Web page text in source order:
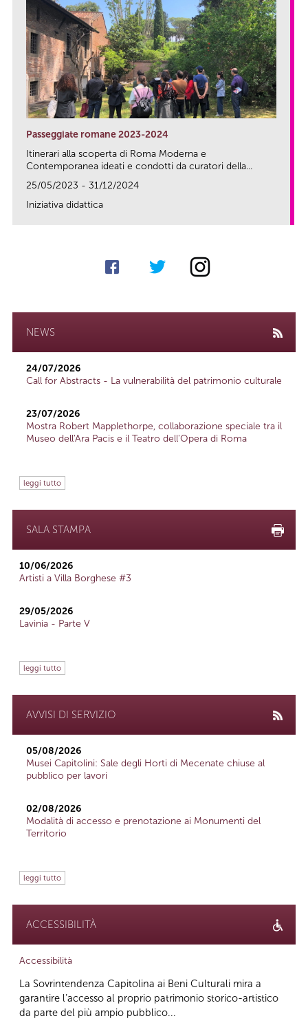
Passeggiate romane 2023-2024
Itinerari alla scoperta di Roma Moderna e
Contemporanea ideati e condotti da curatori della...
25/05/2023 - 31/12/2024
Iniziativa didattica
NEWS
24/07/2026
Call for Abstracts - La vulnerabilità del patrimonio culturale
23/07/2026
Mostra Robert Mapplethorpe, collaborazione speciale tra il
Museo dell'Ara Pacis e il Teatro dell'Opera di Roma
leggi tutto
SALA STAMPA
10/06/2026
Artisti a Villa Borghese #3
29/05/2026
Lavinia - Parte V
leggi tutto
AVVISI DI SERVIZIO
05/08/2026
Musei Capitolini: Sale degli Horti di Mecenate chiuse al
pubblico per lavori
02/08/2026
Modalità di accesso e prenotazione ai Monumenti del
Territorio
leggi tutto
ACCESSIBILITÀ
Accessibilità
La Sovrintendenza Capitolina ai Beni Culturali mira a
garantire l’accesso al proprio patrimonio storico-artistico
da parte del più ampio pubblico...